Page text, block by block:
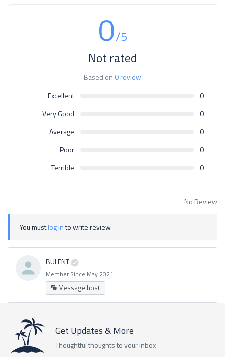
0/5
Not rated
Based on 0 review
Excellent
0
Very Good
0
Average
0
Poor
0
Terrible
0
No Review
You mustlog into write review
BULENT
Member Since May 2021
Message host
Get Updates & More
Thoughtful thoughts to your inbox